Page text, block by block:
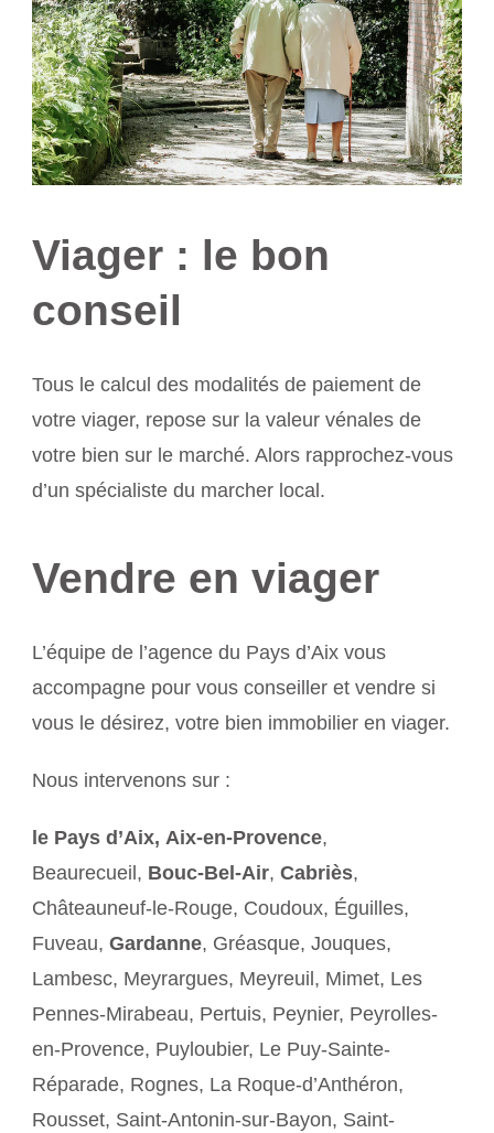
Viager : le bon
conseil
Tous le calcul des modalités de paiement de
votre viager, repose sur la valeur vénales de
votre bien sur le marché. Alors rapprochez-vous
d’un spécialiste du marcher local.
Vendre en viager
L’équipe de l’agence du Pays d’Aix vous
accompagne pour vous conseiller et vendre si
vous le désirez, votre bien immobilier en viager.
Nous intervenons sur :
le Pays d’Aix, Aix-en-Provence,
Beaurecueil, Bouc-Bel-Air, Cabriès,
Châteauneuf-le-Rouge, Coudoux, Éguilles,
Fuveau, Gardanne, Gréasque, Jouques,
Lambesc, Meyrargues, Meyreuil, Mimet, Les
Pennes-Mirabeau, Pertuis, Peynier, Peyrolles-
en-Provence, Puyloubier, Le Puy-Sainte-
Réparade, Rognes, La Roque-d’Anthéron,
Rousset, Saint-Antonin-sur-Bayon, Saint-